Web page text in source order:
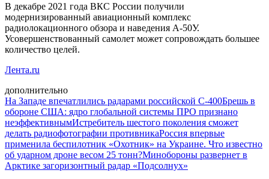
В декабре 2021 года ВКС России получили
модернизированный авиационный комплекс
радиолокационного обзора и наведения А-50У.
Усовершенствованный самолет может сопровождать большее
количество целей.
Лента.ru
дополнительно
На Западе впечатлились радарами российской С-400Брешь в
обороне США: ядро глобальной системы ПРО признано
неэффективнымИстребитель шестого поколения сможет
делать радиофотографии противникаРоссия впервые
применила беспилотник «Охотник» на Украине. Что известно
об ударном дроне весом 25 тонн?Минобороны развернет в
Арктике загоризонтный радар «Подсолнух»